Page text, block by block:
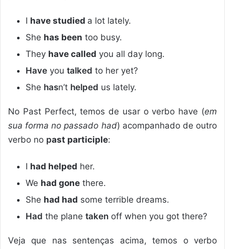
I have studied a lot lately.
She has been too busy.
They have called you all day long.
Have you talked to her yet?
She hasn’t helped us lately.
No Past Perfect, temos de usar o verbo have (em
sua forma no passado had) acompanhado de outro
verbo no past participle:
I had helped her.
We had gone there.
She had had some terrible dreams.
Had the plane taken off when you got there?
Veja que nas sentenças acima, temos o verbo